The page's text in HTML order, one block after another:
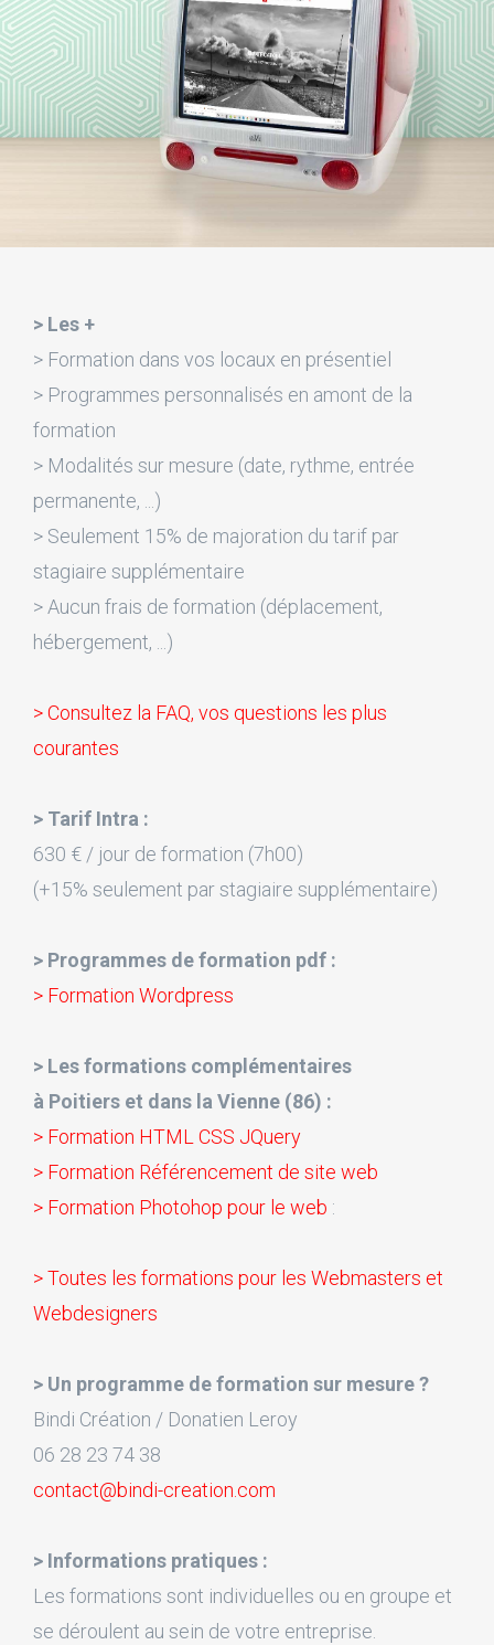
> Les +
> Formation dans vos locaux en présentiel
> Programmes personnalisés en amont de la
formation
> Modalités sur mesure (date, rythme, entrée
permanente, ...)
> Seulement 15% de majoration du tarif par
stagiaire supplémentaire
> Aucun frais de formation (déplacement,
hébergement, ...)
> Consultez la FAQ, vos questions les plus
courantes
> Tarif Intra :
630 € / jour de formation (7h00)
(+15% seulement par stagiaire supplémentaire)
> Programmes de formation pdf :
> Formation Wordpress
> Les formations complémentaires
à Poitiers et dans la Vienne (86) :
> Formation HTML CSS JQuery
> Formation Référencement de site web
> Formation Photohop pour le web :
> Toutes les formations pour les Webmasters et
Webdesigners
> Un programme de formation sur mesure ?
Bindi Création / Donatien Leroy
06 28 23 74 38
contact@bindi-creation.com
> Informations pratiques :
Les formations sont individuelles ou en groupe et
se déroulent au sein de votre entreprise.